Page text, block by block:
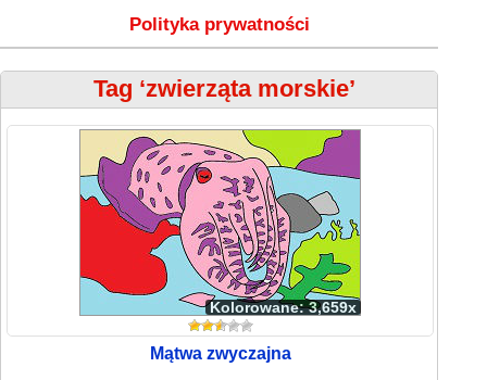
Polityka prywatności
Tag ‘zwierząta morskie’
Kolorowane: 3,659x
Mątwa zwyczajna